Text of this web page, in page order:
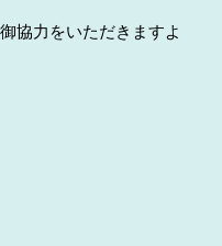
協力をいただきますよ